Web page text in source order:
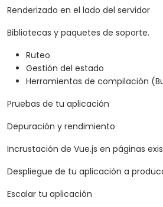
Renderizado en el lado del servidor
Bibliotecas y paquetes de soporte.
Ruteo
Gestión del estado
Herramientas de compilación
Pruebas de tu aplicación
Depuración y rendimiento
Incrustación de Vue.js en páginas
Despliegue de tu aplicación a
Escalar tu aplicación